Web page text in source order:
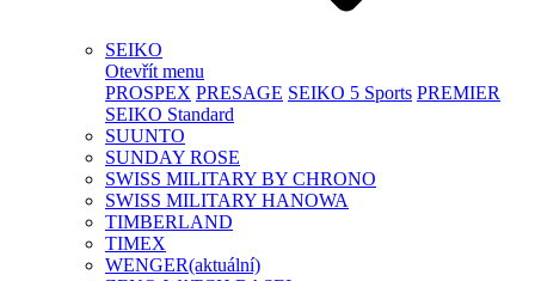
SEIKO
Otevřít menu
PROSPEX PRESAGE SEIKO 5 Sports PREMIER
SEIKO Standard
SUUNTO
SUNDAY ROSE
SWISS MILITARY BY CHRONO
SWISS MILITARY HANOWA
TIMBERLAND
TIMEX
WENGER(aktuální)